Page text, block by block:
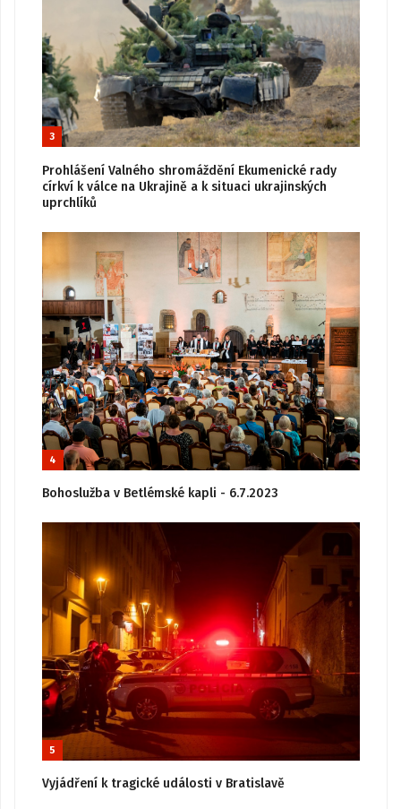
3
Prohlášení Valného shromáždění Ekumenické rady
církví k válce na Ukrajině a k situaci ukrajinských
uprchlíků
4
Bohoslužba v Betlémské kapli - 6.7.2023
5
Vyjádření k tragické události v Bratislavě